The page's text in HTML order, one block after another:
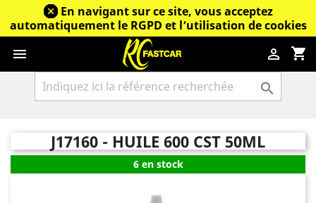
En navigant sur ce site, vous acceptez
automatiquement le RGPD et l’utilisation de cookies
 shopping_cart


J17160 - HUILE 600 CST 50ML
6 en stock